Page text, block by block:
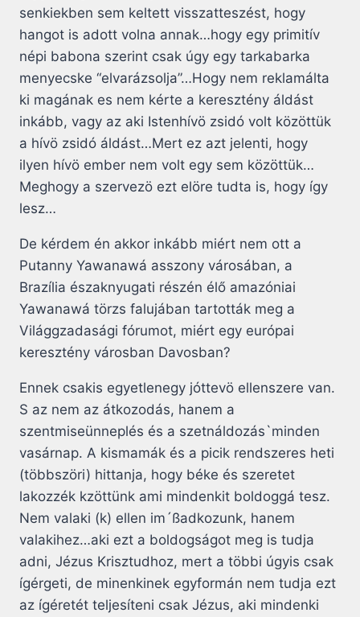
senkiekben sem keltett visszatteszést, hogy
hangot is adott volna annak…hogy egy primitív
népi babona szerint csak úgy egy tarkabarka
menyecske “elvarázsolja”…Hogy nem reklamálta
ki magának es nem kérte a keresztény áldást
inkább, vagy az aki Istenhívö zsidó volt közöttük
a hívö zsidó áldást…Mert ez azt jelenti, hogy
ilyen hívö ember nem volt egy sem közöttük…
Meghogy a szervezö ezt elöre tudta is, hogy így
lesz…
De kérdem én akkor inkább miért nem ott a
Putanny Yawanawá asszony városában, a
Brazília északnyugati részén élő amazóniai
Yawanawá törzs falujában tartották meg a
Világgzadasági fórumot, miért egy európai
keresztény városban Davosban?
Ennek csakis egyetlenegy jóttevö ellenszere van.
S az nem az átkozodás, hanem a
szentmiseünneplés és a szetnáldozás`minden
vasárnap. A kismamák és a picik rendszeres heti
(többszöri) hittanja, hogy béke és szeretet
lakozzék kzöttünk ami mindenkit boldoggá tesz.
Nem valaki (k) ellen im´ßadkozunk, hanem
valakihez…aki ezt a boldogságot meg is tudja
adni, Jézus Krisztudhoz, mert a többi úgyis csak
ígérgeti, de minenkinek egyformán nem tudja ezt
az ígéretét teljesíteni csak Jézus, aki mindenki